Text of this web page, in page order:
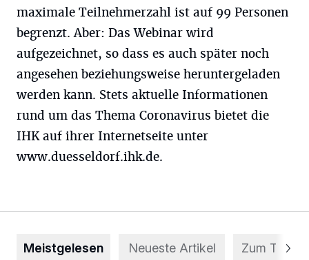
maximale Teilnehmerzahl ist auf 99 Personen
begrenzt. Aber: Das Webinar wird
aufgezeichnet, so dass es auch später noch
angesehen beziehungsweise heruntergeladen
werden kann. Stets aktuelle Informationen
rund um das Thema Coronavirus bietet die
IHK auf ihrer Internetseite unter
www.duesseldorf.ihk.de.
Meistgelesen Neueste Artikel Zum Thema